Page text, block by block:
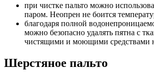
при чистке пальто можно
паром. Неопрен не боится
благодаря полной
можно безопасно удалять пятна с
чистящими и моющими средствами
Шерстяное пальто